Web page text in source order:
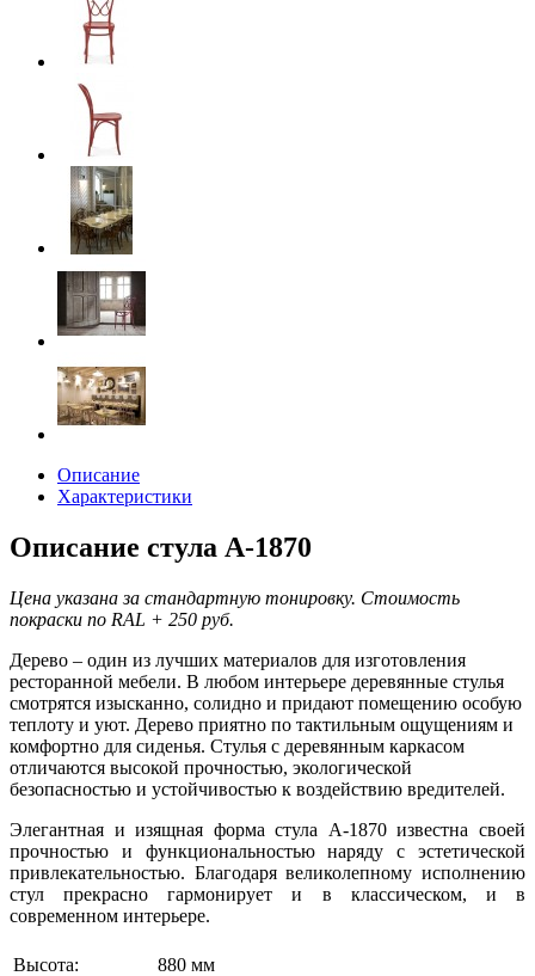
Описание
Характеристики
Описание стула А-1870
Цена указана за стандартную тонировку. Стоимость
покраски по RAL + 250 руб.
Дерево – один из лучших материалов для изготовления
ресторанной мебели. В любом интерьере деревянные стулья
смотрятся изысканно, солидно и придают помещению особую
теплоту и уют. Дерево приятно по тактильным ощущениям и
комфортно для сиденья. Стулья с деревянным каркасом
отличаются высокой прочностью, экологической
безопасностью и устойчивостью к воздействию вредителей.
Элегантная и изящная форма стула А-1870 известна своей
прочностью и функциональностью наряду с эстетической
привлекательностью. Благодаря великолепному исполнению
стул прекрасно гармонирует и в классическом, и в
современном интерьере.
Высота:
880 мм